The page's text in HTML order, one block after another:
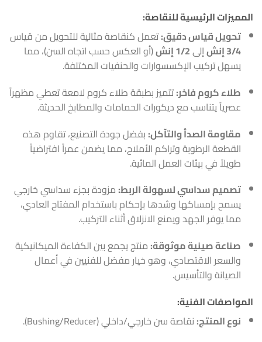
المميزات الرئيسية للنقاصة:
تحويل قياس دقيق:تعمل كنقاصة مثالية للتحويل من قياس
3/4 إنش
إلى1/2 إنش
(أو العكس حسب اتجاه السن)، مما
يسهل تركيب الإكسسوارات والحنفيات المختلفة.
طلاء كروم فاخر:تتميز بطبقة طلاء كروم لامعة تعطي مظهراً
عصرياً يتناسب مع ديكورات الحمامات والمطابخ الحديثة.
مقاومة الصدأ والتآكل: بفضل جودة التصنيع، تقاوم هذه
القطعة الرطوبة وتراكم الأملاح، مما يضمن عمراً افتراضياً
طويلاً في بيئات العمل المائية.
تصميم سداسي لسهولة الربط: مزودة بجزء سداسي خارجي
يسمح بإمساكها وشدها بإحكام باستخدام المفتاح العادي،
مما يوفر الجهد ويمنع الانزلاق أثناء التركيب.
صناعة صينية موثوقة: منتج يجمع بين الكفاءة الميكانيكية
والسعر الاقتصادي، وهو خيار مفضل للفنيين في أعمال
الصيانة والتأسيس.
المواصفات الفنية:
نوع المنتج: نقاصة سن خارجي/داخلي (Bushing/Reducer).